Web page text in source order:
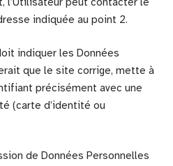
indiquée au point 2.
indiquer les Données
que le site corrige, mette à
précisément avec une
(carte d’identité ou
de Données Personnelles